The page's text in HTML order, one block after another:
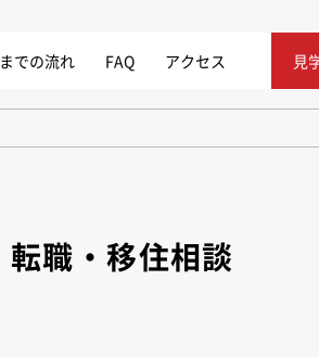
での流れ FAQ アクセス 見
職・移住相談